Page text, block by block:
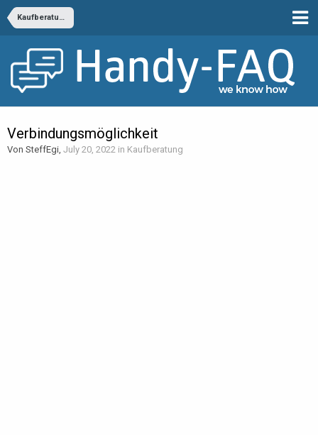
Kaufberatung
Verbindungsmöglichkeit
Von SteffEgi, July 20, 2022 in Kaufberatung